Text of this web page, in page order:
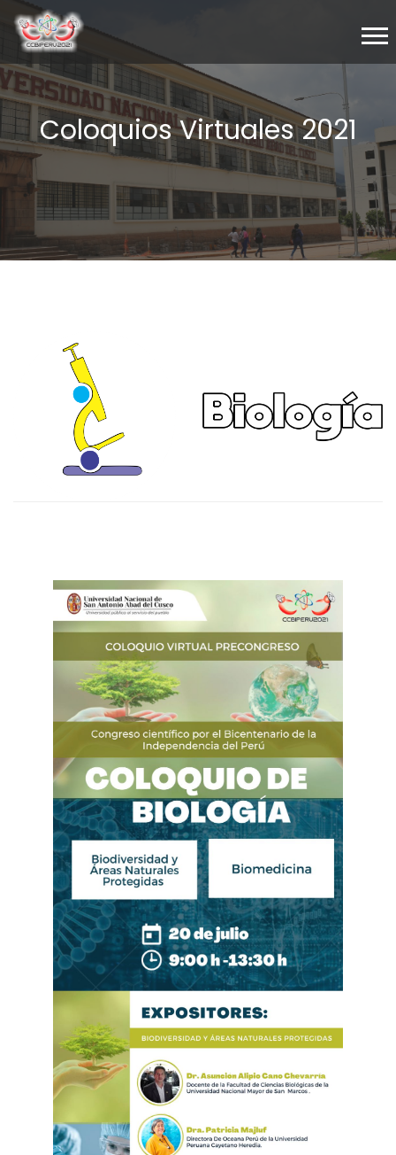
Coloquios Virtuales 2021